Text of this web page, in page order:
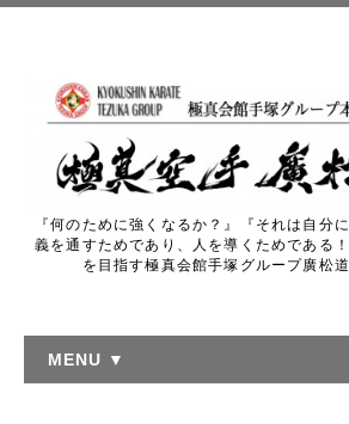
『何のために強くなるか？』『それは自分
義を通すためであり、人を導くためである
を目指す極真会館手塚グループ廣松
MENU ▼